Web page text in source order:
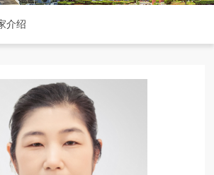
介绍